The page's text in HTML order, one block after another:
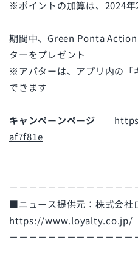
※ポイントの加算は、2024
期間中、Green Ponta
ターをプレゼント
※アバターは、アプリ内の「
できます
キャンペーンページ
af7f81e
－－－－－－－－－－－－－
■ニュース提供元：株式会社
https://www.loyalty.co.jp/
－－－－－－－－－－－－－